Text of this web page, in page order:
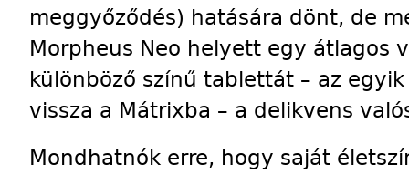
meggyőződés) hatására dönt, de
Morpheus Neo helyett egy átlagos
különböző színű tablettát – az
vissza a Mátrixba – a delikvens
Mondhatnók erre, hogy saját